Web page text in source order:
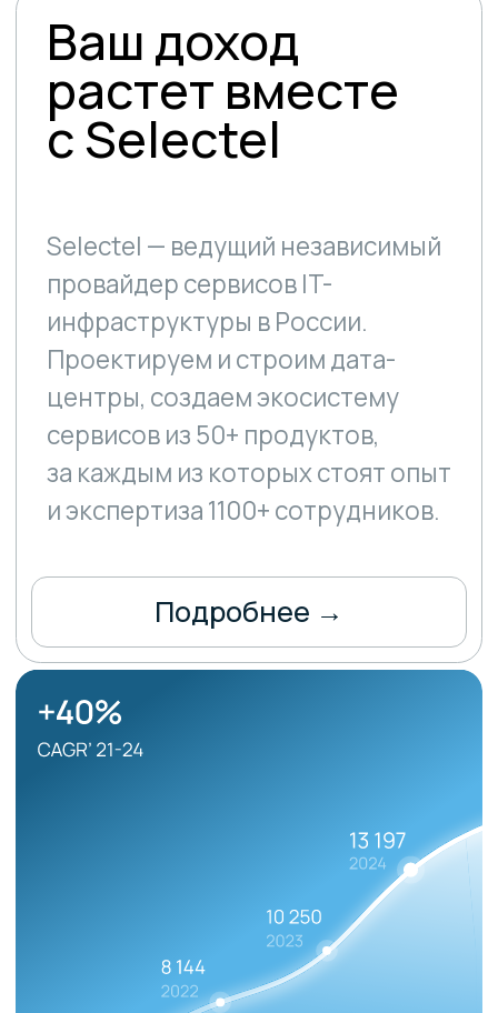
Город
Казань
Соглашаюсь на обработку
персональных данных в
соответствии с
Политикой
Отправить
Остались
вопросы?
Напишите нам
с клиентами
Свяжитесь с нами, чтобы
уточнить информацию о встрече